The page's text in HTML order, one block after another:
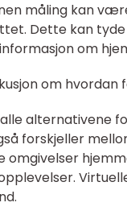
måling kan
Dette kan
om
om
alternativene
forskjeller
omgivelser